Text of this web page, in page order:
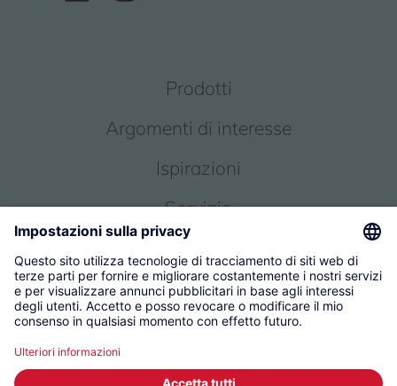
Prodotti
Argomenti di interesse
Ispirazioni
Servizio
Chi siamo
© 2026 KWC Group Management AG